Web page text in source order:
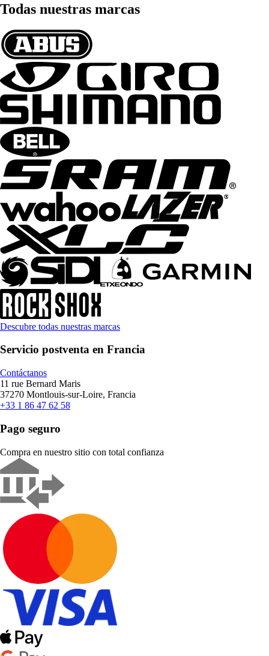
Todas nuestras marcas
Descubre todas nuestras marcas
Servicio postventa en Francia
Contáctanos
11 rue Bernard Maris
37270 Montlouis-sur-Loire, Francia
+33 1 86 47 62 58
Pago seguro
Compra en nuestro sitio con total confianza